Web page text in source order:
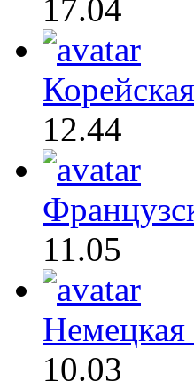
17.04
12.44
11.05
10.03